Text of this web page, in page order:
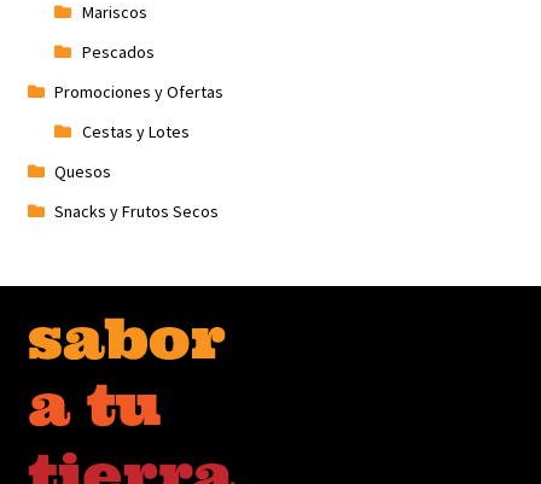
Mariscos
Pescados
Promociones y Ofertas
Cestas y Lotes
Quesos
Snacks y Frutos Secos